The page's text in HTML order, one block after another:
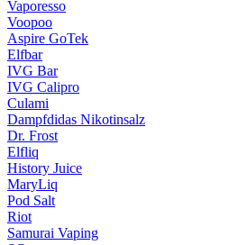
Vaporesso
Voopoo
Aspire GoTek
Elfbar
IVG Bar
IVG Calipro
Culami
Dampfdidas Nikotinsalz
Dr. Frost
Elfliq
History Juice
MaryLiq
Pod Salt
Riot
Samurai Vaping